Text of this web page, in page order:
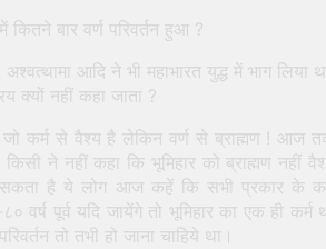
कितने बार वर्ण परिवर्तन हुआ ?
अश्वत्थामा आदि ने भी महाभारत युद्ध में भाग लिया
क्यों नहीं कहा जाता ?
जो कर्म से वैश्य है लेकिन वर्ण से ब्राह्मण ! आज
ने नहीं कहा कि भूमिहार को ब्राह्मण नहीं
सकता है ये लोग आज कहें कि सभी प्रकार के
वर्ष पूर्व यदि जायेंगे तो भूमिहार का एक ही कर्म
तो तभी हो जाना चाहिये था।